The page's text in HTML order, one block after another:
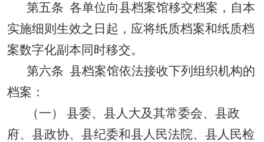
第五条 各单位向县档案馆移交档案，自本
实施细则生效之日起，应将纸质档案和纸质档
案数字化副本同时移交。
第六条 县档案馆依法接收下列组织机构的
档案：
（一）
县委、县人大及其常委会、县政
府、县政协、县纪委和县人民法院、县人民检